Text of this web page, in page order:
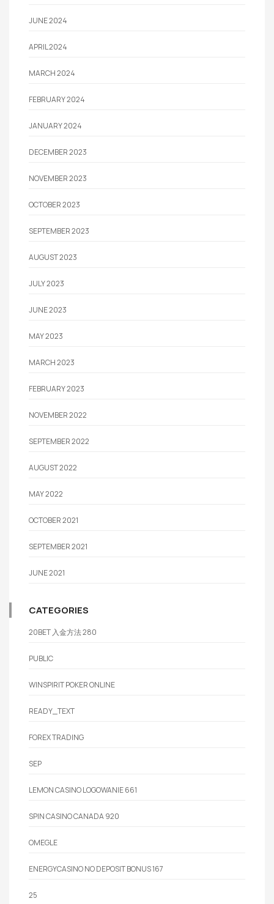
JUNE 2024
APRIL 2024
MARCH 2024
FEBRUARY 2024
JANUARY 2024
DECEMBER 2023
NOVEMBER 2023
OCTOBER 2023
SEPTEMBER 2023
AUGUST 2023
JULY 2023
JUNE 2023
MAY 2023
MARCH 2023
FEBRUARY 2023
NOVEMBER 2022
SEPTEMBER 2022
AUGUST 2022
MAY 2022
OCTOBER 2021
SEPTEMBER 2021
JUNE 2021
CATEGORIES
20BET 入金方法 280
PUBLIC
WINSPIRIT POKER ONLINE
READY_TEXT
FOREX TRADING
SEP
LEMON CASINO LOGOWANIE 661
SPIN CASINO CANADA 920
OMEGLE
ENERGYCASINO NO DEPOSIT BONUS 167
25